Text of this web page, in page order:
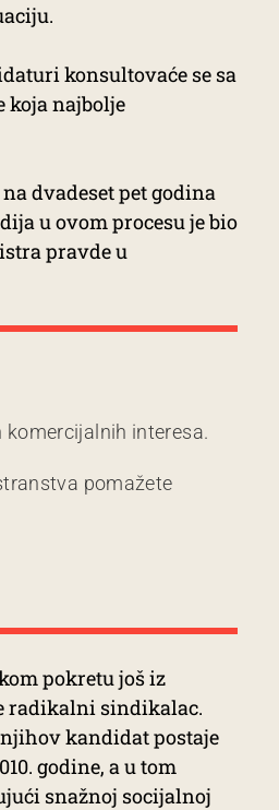
konsultovaće se sa
koja najbolje
dvadeset pet godina
u ovom procesu je bio
pravde u
interesa.
pomažete
pokretu još iz
radikalni sindikalac.
kandidat postaje
godine, a u tom
snažnoj socijalnoj